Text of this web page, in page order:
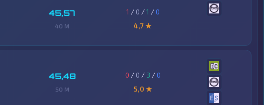
45,57
40 M
1 / 0 /1 /0
4,7 ★
45,48
50 M
0 / 0 / 3 /0
5,0 ★